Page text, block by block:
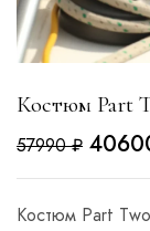
Костюм Part
57990₽
Костюм Part